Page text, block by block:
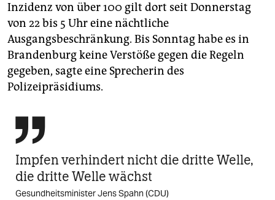
Inzidenz von über 100 gilt dort seit Donnerstag
von 22 bis 5 Uhr eine nächtliche
Ausgangsbeschränkung. Bis Sonntag habe es in
Brandenburg keine Verstöße gegen die Regeln
gegeben, sagte eine Sprecherin des
Polizeipräsidiums.

Impfen verhindert nicht die dritte Welle,
die dritte Welle wächst
Gesundheitsminister Jens Spahn (CDU)